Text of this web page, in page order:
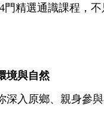
精選通識課程，
境與自然
入原鄉、親身參